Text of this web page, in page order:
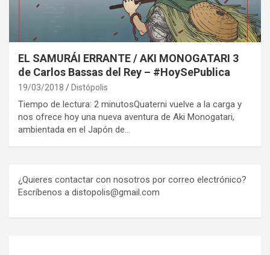
EL SAMURÁI ERRANTE / AKI MONOGATARI 3
de Carlos Bassas del Rey – #HoySePublica
19/03/2018 Distópolis
Tiempo de lectura: 2 minutosQuaterni vuelve a la carga y
nos ofrece hoy una nueva aventura de Aki Monogatari,
ambientada en el Japón de…
¿Quieres contactar con nosotros por correo electrónico?
Escríbenos a distopolis@gmail.com